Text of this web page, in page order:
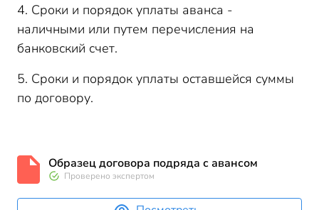
4. Сроки и порядок уплаты аванса -
наличными или путем перечисления на
банковский счет.
5. Сроки и порядок уплаты оставшейся суммы
по договору.
Образец договора подряда с авансом
Проверено экспертом